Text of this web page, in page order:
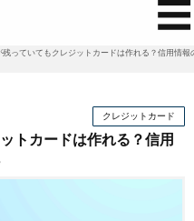
残っていてもクレジットカードは作れる？信用情報
クレジットカード
トカードは作れる？信用